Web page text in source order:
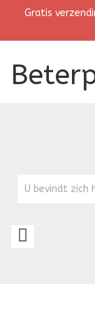
Gratis
U bevindt zich